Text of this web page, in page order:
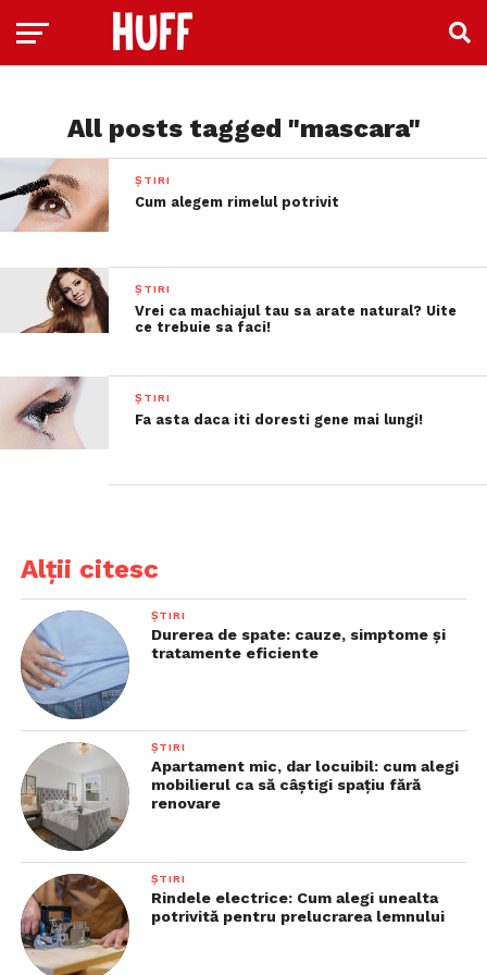
All posts tagged "mascara"
ȘTIRI
Cum alegem rimelul potrivit
ȘTIRI
Vrei ca machiajul tau sa arate natural? Uite
ce trebuie sa faci!
ȘTIRI
Fa asta daca iti doresti gene mai lungi!
Alții citesc
ȘTIRI
Durerea de spate: cauze, simptome și
tratamente eficiente
ȘTIRI
Apartament mic, dar locuibil: cum alegi
mobilierul ca să câștigi spațiu fără
renovare
ȘTIRI
Rindele electrice: Cum alegi unealta
potrivită pentru prelucrarea lemnului